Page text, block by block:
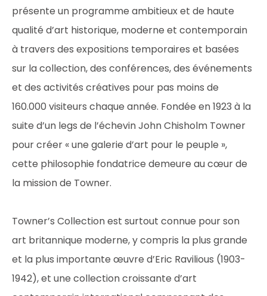
présente un programme ambitieux et de haute
qualité d’art historique, moderne et contemporain
à travers des expositions temporaires et basées
sur la collection, des conférences, des événements
et des activités créatives pour pas moins de
160.000 visiteurs chaque année. Fondée en 1923 à la
suite d’un legs de l’échevin John Chisholm Towner
pour créer « une galerie d’art pour le peuple »,
cette philosophie fondatrice demeure au cœur de
la mission de Towner.
Towner’s Collection est surtout connue pour son
art britannique moderne, y compris la plus grande
et la plus importante œuvre d’Eric Ravilious (1903-
1942), et une collection croissante d’art